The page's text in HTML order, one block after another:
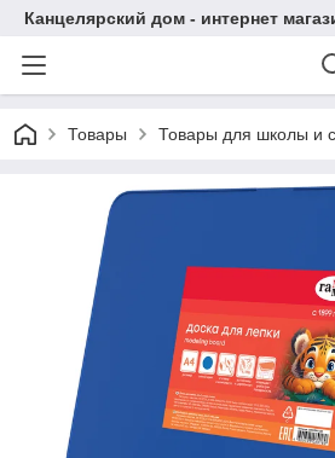
Канцелярский дом - интернет
Товары Товары для школы и